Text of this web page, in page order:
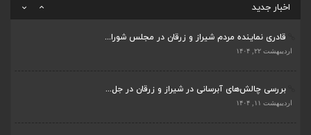
اخبار جدید
قادری نماینده مردم شیراز و زرقان در مجلس شورا...
اردیبهشت ۲۲, ۱۴۰۴
بررسی چالش‌های آبرسانی در شیراز و زرقان در جل...
اردیبهشت ۱۱, ۱۴۰۴
ضرورت تکمیل قطعات ۷ و ۸ آزادراه شیراز به اصفه...